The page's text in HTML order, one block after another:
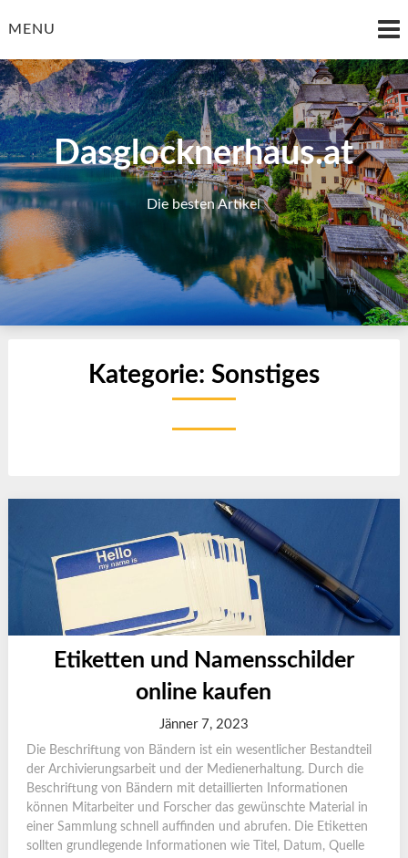
toMENU
Dasglocknerhaus.at
Die besten Artikel
Kategorie: Sonstiges
Etiketten und Namensschilder
online kaufen
Jänner 7, 2023
Die Beschriftung von Bändern ist ein wesentlicher Bestandteil
der Archivierungsarbeit und der Medienerhaltung. Durch die
Beschriftung von Bändern mit detaillierten Informationen
können Mitarbeiter und Forscher das gewünschte Material in
einer Sammlung schnell auffinden und abrufen. Die Etiketten
sollten grundlegende Informationen wie Titel, Datum, Quelle